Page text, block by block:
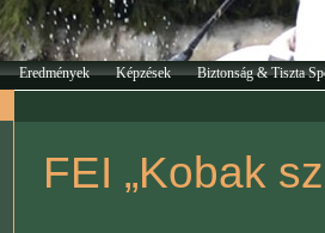
Eredmények Képzések Biztonság & Tiszta
FEI „Kobak